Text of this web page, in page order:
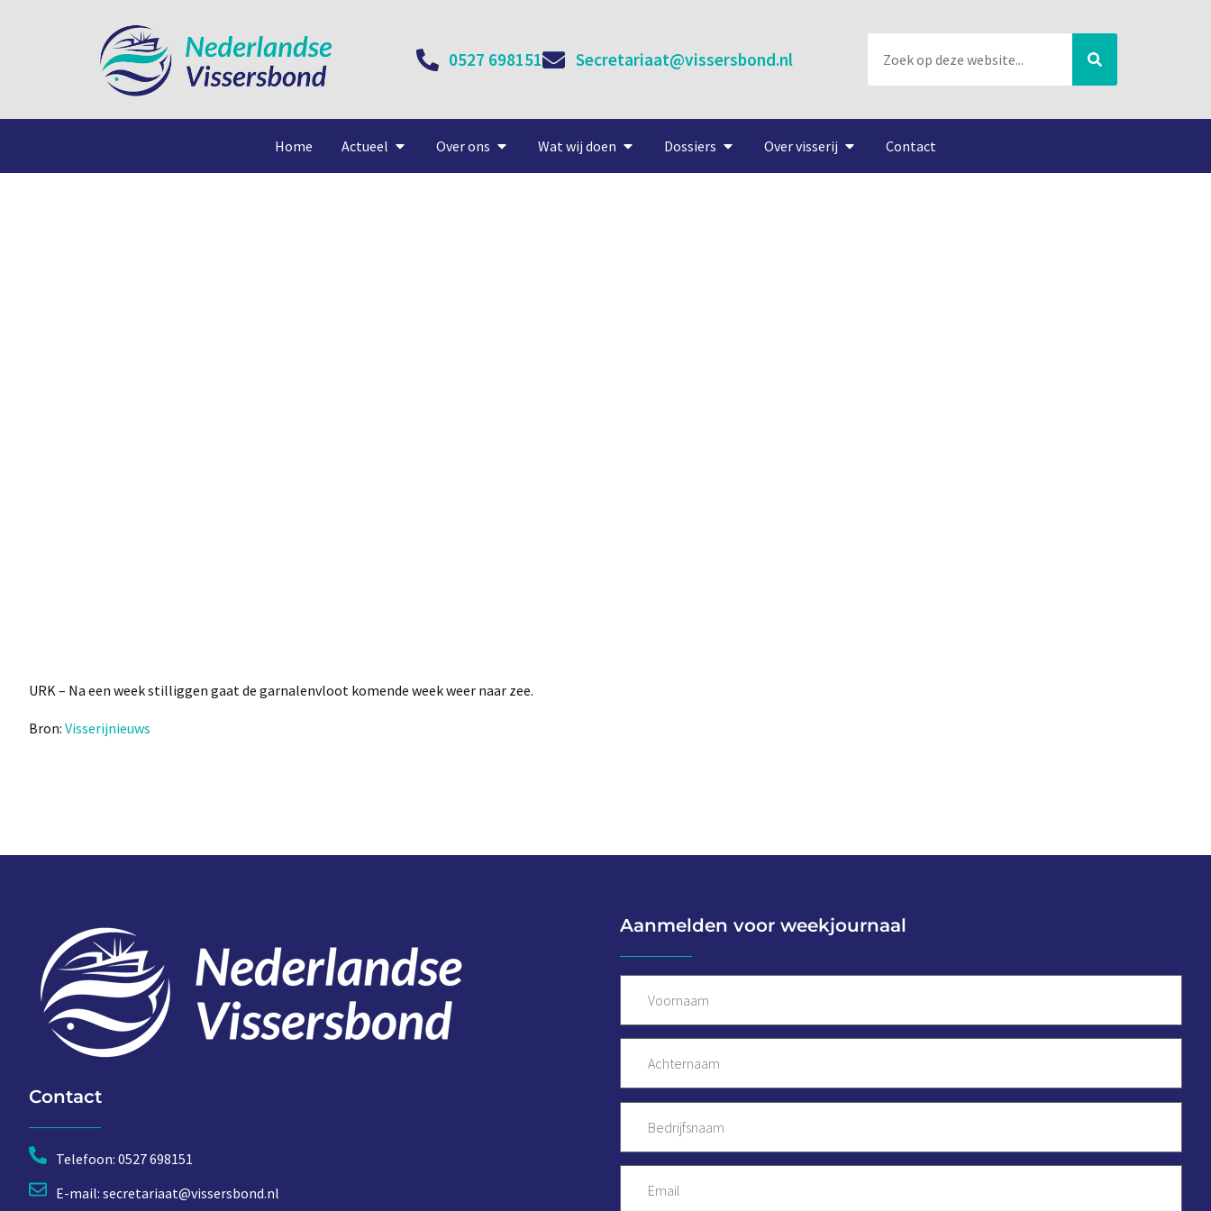
0527 698151 Secretariaat@vissersbond.nl
Home Actueel Over ons Wat wij doen Dossiers Over visserij Contact
URK – Na een week stilliggen gaat de garnalenvloot komende week weer naar zee.
Bron: Visserijnieuws
Contact
Telefoon: 0527 698151
E-mail: secretariaat@vissersbond.nl
Aanmelden voor weekjournaal